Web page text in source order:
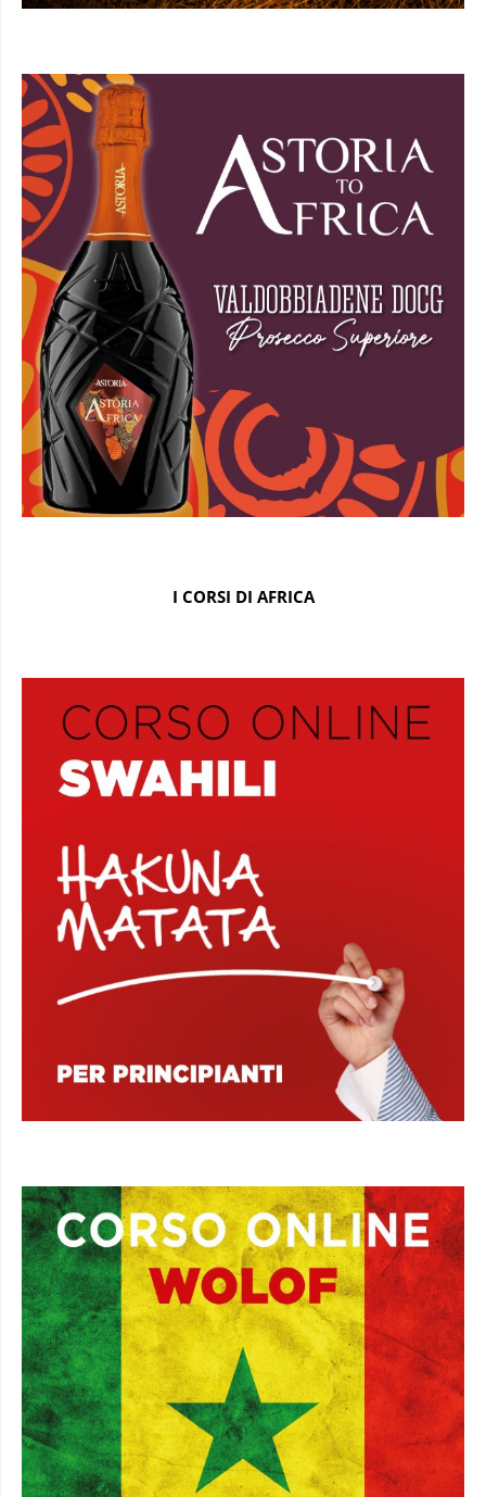
I CORSI DI AFRICA